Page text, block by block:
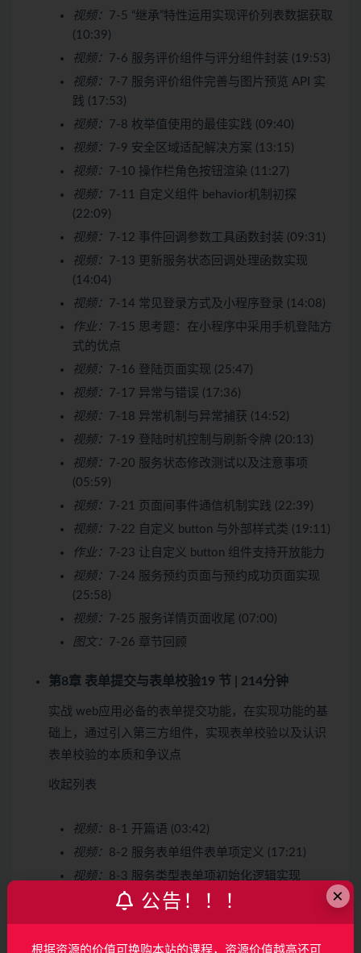
视频：
7-5 “继承”特性运用实现评价列表数据获取
(10:39)
视频：
7-6 服务评价组件与评分组件封装 (19:53)
视频：
7-7 服务评价组件完善与图片预览 API 实
践 (17:53)
视频：
7-8 枚举值使用的最佳实践 (09:40)
视频：
7-9 安全区域适配解决方案 (13:15)
视频：
7-10 操作栏角色按钮渲染 (11:27)
视频：
7-11 自定义组件 behavior机制初探
(22:09)
视频：
7-12 事件回调参数工具函数封装 (09:31)
视频：
7-13 更新服务状态回调处理函数实现
(14:04)
视频：
7-14 常见登录方式及小程序登录 (14:08)
作业：
7-15 思考题：在小程序中采用手机登陆方
式的优点
视频：
7-16 登陆页面实现 (25:47)
视频：
7-17 异常与错误 (17:36)
视频：
7-18 异常机制与异常捕获 (14:52)
视频：
7-19 登陆时机控制与刷新令牌 (20:13)
视频：
7-20 服务状态修改测试以及注意事项
(05:59)
视频：
7-21 页面间事件通信机制实践 (22:39)
视频：
7-22 自定义 button 与外部样式类 (19:11)
作业：
7-23 让自定义 button 组件支持开放能力
视频：
7-24 服务预约页面与预约成功页面实现
(25:58)
视频：
7-25 服务详情页面收尾 (07:00)
图文：
7-26 章节回顾
第8章 表单提交与表单校验19 节 | 214分钟
实战 web应用必备的表单提交功能，在实现功能的基
础上，通过引入第三方组件，实现表单校验以及认识
表单校验的本质和争议点
收起列表
视频： 8-1 开篇语 (03:42)
视频： 8-2 服务表单组件表单项定义 (17:21)
视频： 8-3 服务类型表单项初始化逻辑实现
视频：8-5 表单项事件回调处理函数实现 (12:22)
×
公告！！！
根据资源的价值可换购本站的课程，资源价值越高还可